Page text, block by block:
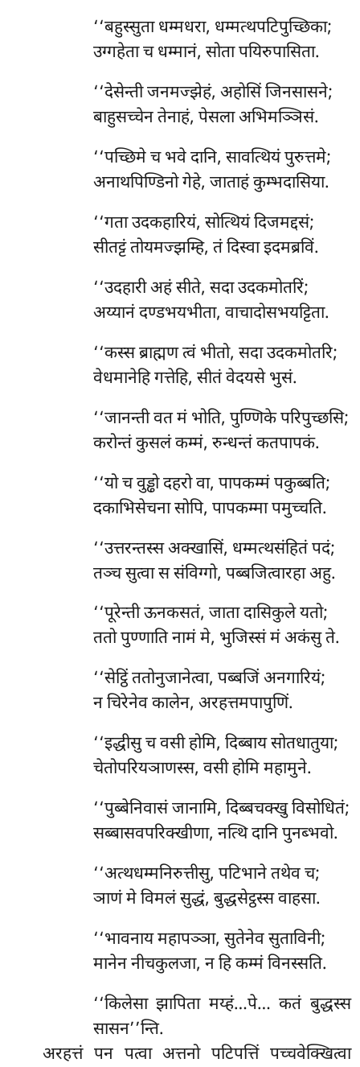
‘‘बहुस्सुता धम्मधरा, धम्मत्थपटिपुच्छिका;
उग्गहेता च धम्मानं, सोता पयिरुपासिता.
‘‘देसेन्तीजनमज्झेहं, अहोसिं जिनसासने;
बाहुसच्चेन तेनाहं, पेसला अभिमञ्ञिसं.
‘‘पच्छिमेच भवे दानि, सावत्थियं पुरुत्तमे;
अनाथपिण्डिनो गेहे, जाताहं कुम्भदासिया.
‘‘गता उदकहारियं, सोत्थियं दिजमद्दसं;
सीतट्टं तोयमज्झम्हि, तं दिस्वा इदमब्रविं.
‘‘उदहारी अहं सीते, सदा उदकमोतरिं;
अय्यानं दण्डभयभीता, वाचादोसभयट्टिता.
‘‘कस्स ब्राह्मण त्वं भीतो, सदा उदकमोतरि;
वेधमानेहि गत्तेहि, सीतं वेदयसे भुसं.
‘‘जानन्ती वत मं भोति, पुण्णिके परिपुच्छसि;
करोन्तंकुसलं कम्मं, रुन्धन्तं कतपापकं.
‘‘यो च वुड्ढो दहरो वा, पापकम्मं पकुब्बति;
दकाभिसेचना सोपि, पापकम्मा पमुच्चति.
‘‘उत्तरन्तस्स अक्खासिं, धम्मत्थसंहितं पदं;
तञ्च सुत्वा स संविग्गो, पब्बजित्वारहा अहु.
‘‘पूरेन्ती ऊनकसतं, जाता दासिकुले यतो;
ततो पुण्णाति नामं मे, भुजिस्सं मं अकंसु ते.
‘‘सेट्ठिं ततोनुजानेत्वा, पब्बजिं अनगारियं;
न चिरेनेव कालेन, अरहत्तमपापुणिं.
‘‘इद्धीसुच वसी होमि, दिब्बाय सोतधातुया;
चेतोपरियञाणस्स, वसी होमि महामुने.
‘‘पुब्बेनिवासं जानामि, दिब्बचक्खु विसोधितं;
सब्बासवपरिक्खीणा, नत्थि दानि पुनब्भवो.
‘‘अत्थधम्मनिरुत्तीसु, पटिभाने तथेव च;
ञाणं मे विमलं सुद्धं, बुद्धसेट्ठस्स वाहसा.
‘‘भावनायमहापञ्ञा, सुतेनेव सुताविनी;
मानेन नीचकुलजा, न हि कम्मं विनस्सति.
‘‘किलेसा झापिता मय्हं…पे… कतं बुद्धस्स
सासन’’न्ति.
अरहत्तं पन पत्वा अत्तनो पटिपत्तिं पच्चवेक्खित्वा